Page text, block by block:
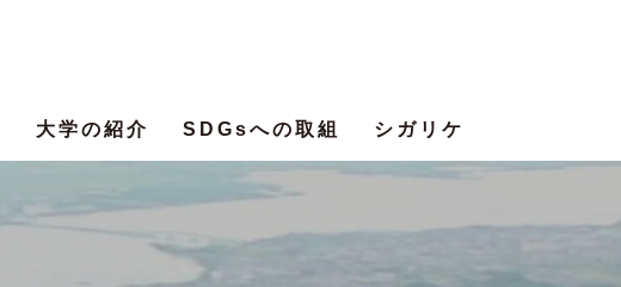
大学の紹介 SDGsへの取組 シガリケ